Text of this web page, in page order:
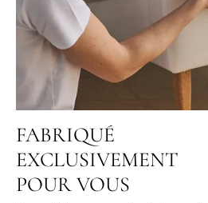
FABRIQUÉ
EXCLUSIVEMENT
POUR VOUS